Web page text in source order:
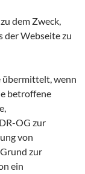
dem Zweck,
der Webseite zu
übermittelt, wenn
betroffene
OG zur
von
zur
ein